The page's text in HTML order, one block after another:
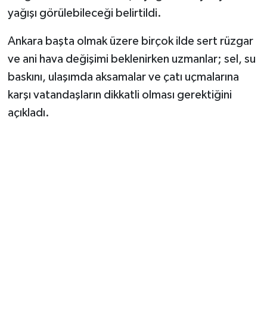
yağışı görülebileceği belirtildi.
Ankara başta olmak üzere birçok ilde sert rüzgar
ve ani hava değişimi beklenirken uzmanlar; sel, su
baskını, ulaşımda aksamalar ve çatı uçmalarına
karşı vatandaşların dikkatli olması gerektiğini
açıkladı.